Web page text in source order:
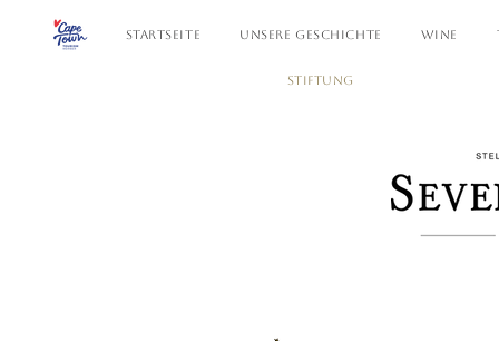
STARTSEITE UNSERE GESCHICHTE WINE
STIFTUNG